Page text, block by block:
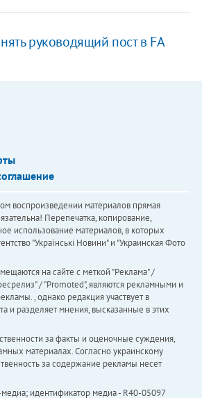
руководящий пост в FA
воспроизведении материалов прямая
Перепечатка, копирование,
использование материалов, в которых
"Українськi Новини" и "Украинская Фото
на сайте с меткой "Реклама" /
/ "Promoted", являются рекламными и
, однако редакция участвует в
и разделяет мнения, высказанные в этих
за факты и оценочные суждения,
материалах. Согласно украинскому
за содержание рекламы несет
идентификатор медиа - R40-05097